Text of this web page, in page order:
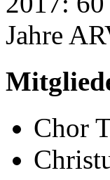
Chor